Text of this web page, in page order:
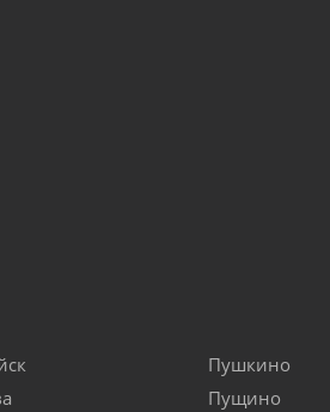
Пушкино
Пущино